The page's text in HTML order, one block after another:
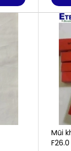
Mũi
F26.0